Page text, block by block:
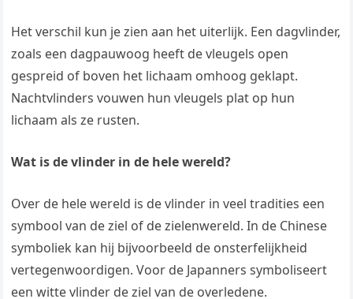
Het verschil kun je zien aan het uiterlijk. Een dagvlinder,
zoals een dagpauwoog heeft de vleugels open
gespreid of boven het lichaam omhoog geklapt.
Nachtvlinders vouwen hun vleugels plat op hun
lichaam als ze rusten.
Wat is de vlinder in de hele wereld?
Over de hele wereld is de vlinder in veel tradities een
symbool van de ziel of de zielenwereld. In de Chinese
symboliek kan hij bijvoorbeeld de onsterfelijkheid
vertegenwoordigen. Voor de Japanners symboliseert
een witte vlinder de ziel van de overledene.